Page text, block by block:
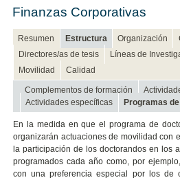
Finanzas Corporativas
Resumen Estructura Organización
Directores/as de tesis
Líneas de
Movilidad
Calidad
Complementos de formación
Actividades específicas
Programas
En la medida en que el programa de
organizarán actuaciones de movilidad con
la participación de los doctorandos en los
programados cada año como, por
con una preferencia especial por los de